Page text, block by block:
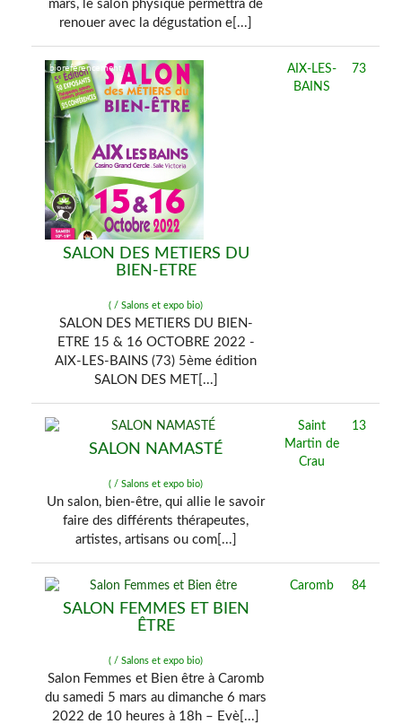
mars, le salon physique permettra de
renouer avec la dégustation e[...]
SALON DES METIERS DU
BIEN-ETRE
( / Salons et expo bio)
SALON DES METIERS DU BIEN-
ETRE 15 & 16 OCTOBRE 2022 -
AIX-LES-BAINS (73) 5ème édition
SALON DES MET[...]
AIX-LES-
BAINS
73
SALON NAMASTÉ
( / Salons et expo bio)
Un salon, bien-être, qui allie le savoir
faire des différents thérapeutes,
artistes, artisans ou com[...]
Saint
Martin de
Crau
13
SALON FEMMES ET BIEN
ÊTRE
( / Salons et expo bio)
Salon Femmes et Bien être à Caromb
du samedi 5 mars au dimanche 6 mars
2022 de 10 heures à 18h – Evè[...]
Caromb 84